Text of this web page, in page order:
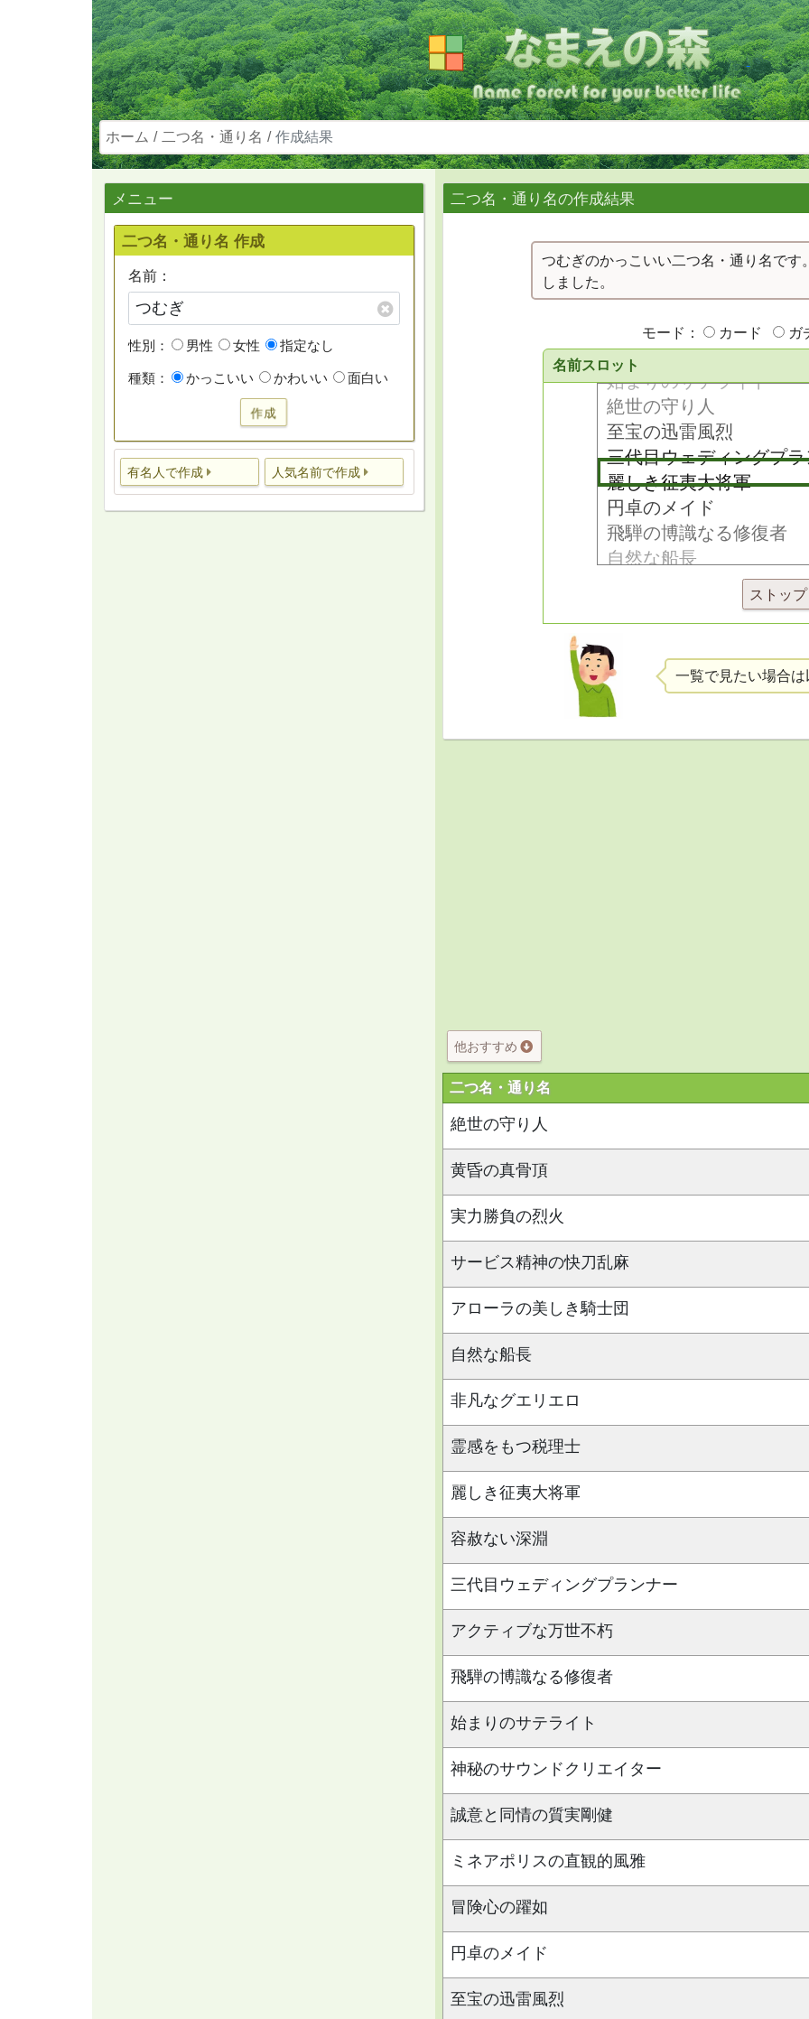
ホーム 二つ名・通り名 作成結果
メニュー
二つ名・通り名 作成
名前：
性別： 男性 女性 指定なし
種類： かっこいい かわいい 面白い
作成
有名人で作成 人気名前で作成
二つ名・通り名の作成結果
つむぎのかっこいい二つ名・通り名です
しました。
モード： カード ガ
名前スロット
ストップ
一覧で見たい場合は
他おすすめ
二つ名・通り名
絶世の守り人
黄昏の真骨頂
実力勝負の烈火
サービス精神の快刀乱麻
アローラの美しき騎士団
自然な船長
非凡なグエリエロ
霊感をもつ税理士
麗しき征夷大将軍
容赦ない深淵
三代目ウェディングプランナー
アクティブな万世不朽
飛騨の博識なる修復者
始まりのサテライト
神秘のサウンドクリエイター
誠意と同情の質実剛健
ミネアポリスの直観的風雅
冒険心の躍如
円卓のメイド
至宝の迅雷風烈